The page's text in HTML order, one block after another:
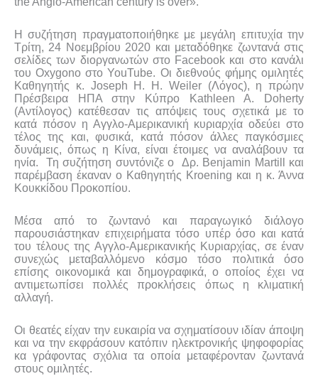
Η συζήτηση πραγματοποιήθηκε με μεγάλη επιτυχία την
Τρίτη, 24 Νοεμβρίου 2020 και μεταδόθηκε ζωντανά στις
σελίδες των διοργανωτών στο Facebook και στο κανάλι
τουOxygono στοYouTube. Οι διεθνούς φήμης ομιλητές
Καθηγητής κ. Joseph H. H. Weiler (Λόγος), η πρώην
Πρέσβειρα ΗΠΑ στην Κύπρο Kathleen A. Doherty
(Αντίλογος) κατέθεσαν τις απόψεις τους σχετικά με το
κατά πόσον η Αγγλο-Αμερικανική κυριαρχία οδεύει στο
τέλος της και, φυσικά, κατά πόσον άλλες παγκόσμιες
δυνάμεις, όπως η Κίνα, είναι έτοιμες να αναλάβουν τα
ηνία. Τη συζήτηση συντόνιζε ο Δρ. Benjamin Martill
και
παρέμβαση έκαναν ο Καθηγητής Kroening και η κ. Άννα
Κουκκίδου Προκοπίου.
Μέσα από το ζωντανό και παραγωγικό διάλογο
παρουσιάστηκαν επιχειρήματα τόσο υπέρ όσο και κατά
του τέλους της Αγγλο-Αμερικανικής Κυριαρχίας, σε έναν
συνεχώς μεταβαλλόμενο κόσμο τόσο πολιτικά όσο
επίσης οικονομικά και δημογραφικά, ο οποίος έχει να
αντιμετωπίσει πολλές προκλήσεις όπως η κλιματική
αλλαγή.
Οι θεατές είχαν την ευκαιρία να σχηματίσουν ιδίαν άποψη
και να την εκφράσουν κατόπιν ηλεκτρονικής ψηφοφορίας
κα γράφοντας σχόλια τα οποία μεταφέρoνταν ζωντανά
στους ομιλητές.